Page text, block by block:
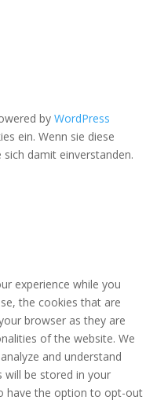
by WordPress
ein. Wenn sie diese
damit einverstanden.
experience while you
the cookies that are
browser as they are
of the website. We
and understand
will be stored in your
have the option to opt-out